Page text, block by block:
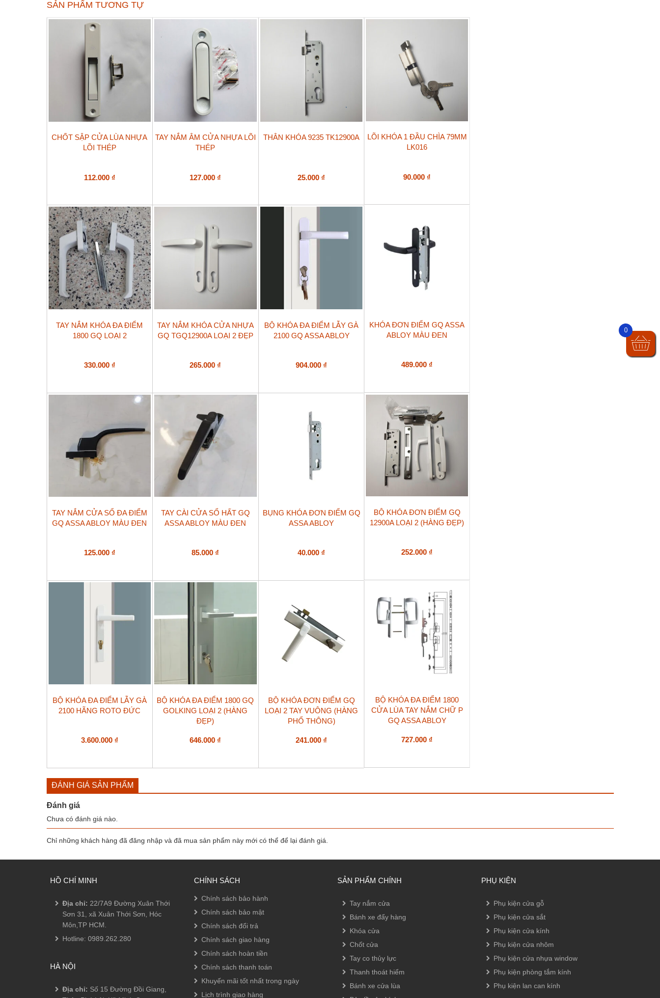
SẢN PHẨM TƯƠNG TỰ
CHỐT SẬP CỬA LÙA NHỰA
LÕI THÉP
112.000 ₫
TAY NẮM ÂM CỬA NHỰA LÕI
THÉP
127.000 ₫
THÂN KHÓA 9235 TK12900A
25.000 ₫
LÕI KHÓA 1 ĐẦU CHÌA 79MM
LK016
90.000 ₫
TAY NẮM KHÓA ĐA ĐIỂM
1800 GQ LOẠI 2
330.000 ₫
TAY NẮM KHÓA CỬA NHỰA
GQ TGQ12900A LOẠI 2 ĐẸP
265.000 ₫
BỘ KHÓA ĐA ĐIỂM LẪY GÀ
2100 GQ ASSA ABLOY
904.000 ₫
KHÓA ĐƠN ĐIỂM GQ ASSA
ABLOY MÀU ĐEN
489.000 ₫
TAY NẮM CỬA SỔ ĐA ĐIỂM
GQ ASSA ABLOY MÀU ĐEN
125.000 ₫
phẩm
này
được
chọn
TAY CÀI CỬA SỔ HẤT GQ
ASSA ABLOY MÀU ĐEN
85.000 ₫
BỤNG KHÓA ĐƠN ĐIỂM GQ
ASSA ABLOY
40.000 ₫
BỘ KHÓA ĐƠN ĐIỂM GQ
12900A LOẠI 2 (HÀNG ĐẸP)
252.000 ₫
BỘ KHÓA ĐA ĐIỂM LẪY GÀ
2100 HÃNG ROTO ĐỨC
3.600.000 ₫
BỘ KHÓA ĐA ĐIỂM 1800 GQ
GOLKING LOẠI 2 (HÀNG
ĐẸP)
646.000 ₫
BỘ KHÓA ĐƠN ĐIỂM GQ
LOẠI 2 TAY VUÔNG (HÀNG
PHỔ THÔNG)
241.000 ₫
BỘ KHÓA ĐA ĐIỂM 1800
CỬA LÙA TAY NẮM CHỮ P
GQ ASSA ABLOY
727.000 ₫
ĐÁNH GIÁ SẢN PHẨM
Đánh giá
Chưa có đánh giá nào.
Chỉ những khách hàng đã đăng nhập và đã mua sản phẩm này mới có thể để lại đánh giá.
HỒ CHÍ MINH
Địa chỉ: 22/7A9 Đường Xuân Thới
Sơn 31, xã Xuân Thới Sơn, Hóc
Môn,TP HCM.
Hotline: 0989.262.280
HÀ NỘI
Địa chỉ: Số 15 Đường Đồi Giang,
CHÍNH SÁCH
Chính sách bảo hành
Chính sách bảo mật
Chính sách đổi trả
Chính sách giao hàng
Chính sách hoàn tiền
Chính sách thanh toán
Khuyến mãi tốt nhất trong ngày
Lịch trình giao hàng
SẢN PHẨM CHÍNH
Tay nắm cửa
Bánh xe đẩy hàng
Khóa cửa
Chốt cửa
Tay co thủy lực
Thanh thoát hiểm
Bánh xe cửa lùa
PHỤ KIỆN
Phụ kiện cửa gỗ
Phụ kiện cửa sắt
Phụ kiện cửa kính
Phụ kiện cửa nhôm
Phụ kiện cửa nhựa window
Phụ kiện phòng tắm kính
Phụ kiện lan can kính
0